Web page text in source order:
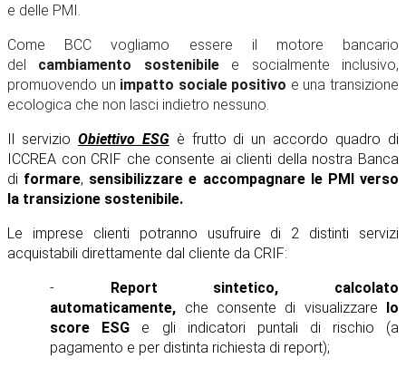
e delle PMI.
Come BCC vogliamo essere il motore bancario
del cambiamento sostenibile e socialmente inclusivo,
promuovendo un impatto sociale positivo e una transizione
ecologica che non lasci indietro nessuno.
Il servizio Obiettivo ESGè frutto di un accordo quadro di
ICCREA con CRIF che consente ai clienti della nostra Banca
di formare, sensibilizzare e accompagnare le PMI verso
la transizione sostenibile.
Le imprese clienti potranno usufruire di 2 distinti servizi
acquistabili direttamente dal cliente da CRIF:
- Report sintetico, calcolato
automaticamente, che consente di visualizzare lo
score ESG e gli
indicatori puntali di rischio (a
pagamento e per distinta richiesta di report);